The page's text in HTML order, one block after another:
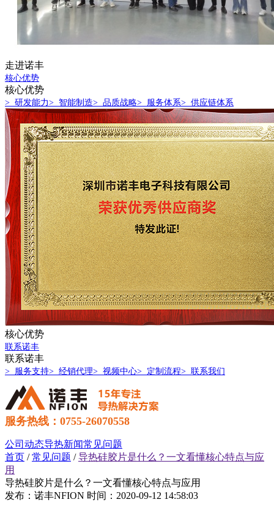
走进诺丰
核心优势
核心优势
> 研发能力> 智能制造> 品质战略> 服务体系> 供应链体系
核心优势
联系诺丰
联系诺丰
> 服务支持> 经销代理> 视频中心> 定制流程> 联系我们
服务热线：0755-26070558
公司动态导热新闻常见问题
首页 /常见问题 /导热硅胶片是什么？一文看懂核心特点与应
用
导热硅胶片是什么？一文看懂核心特点与应用
发布：诺丰NFION 时间：2020-09-12 14:58:03